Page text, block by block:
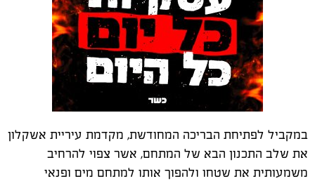
במקביל לפתיחת הבריכה המחודשת, מקדמת עיריית אשקלון
את שלב התכנון הבא של המתחם, אשר צפוי להרחיב
משמעותית את שטחו ולהפוך אותו למתחם מים ופנאי